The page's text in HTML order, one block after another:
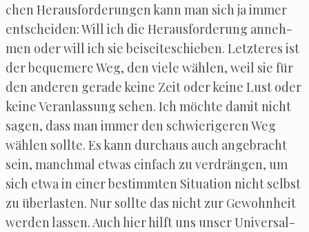
chen Her­aus­for­de­run­gen kann man sich ja immer
ent­schei­den: Will ich die Her­aus­for­de­rung anneh­
men oder will ich sie bei­sei­te­schie­ben. Letz­te­res ist
der beque­me­re Weg, den vie­le wäh­len, weil sie für
den ande­ren gera­de kei­ne Zeit oder kei­ne Lust oder
kei­ne Ver­an­las­sung sehen. Ich möch­te damit nicht
sagen, dass man immer den schwie­ri­ge­ren Weg
wäh­len soll­te. Es kann durch­aus auch ange­bracht
sein, manch­mal etwas ein­fach zu ver­drän­gen, um
sich etwa in einer bestimm­ten Situa­ti­on nicht selbst
zu über­las­ten. Nur soll­te das nicht zur Gewohn­heit
wer­den las­sen. Auch hier hilft uns unser Uni­ver­sal­